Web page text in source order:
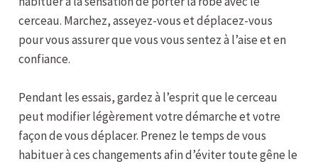
cerceau. Marchez, asseyez-vous et déplacez-vous
pour vous assurer que vous vous sentez à l’aise et en
confiance.
Pendant les essais, gardez à l’esprit que le cerceau
peut modifier légèrement votre démarche et votre
façon de vous déplacer. Prenez le temps de vous
habituer à ces changements afin d’éviter toute gêne le